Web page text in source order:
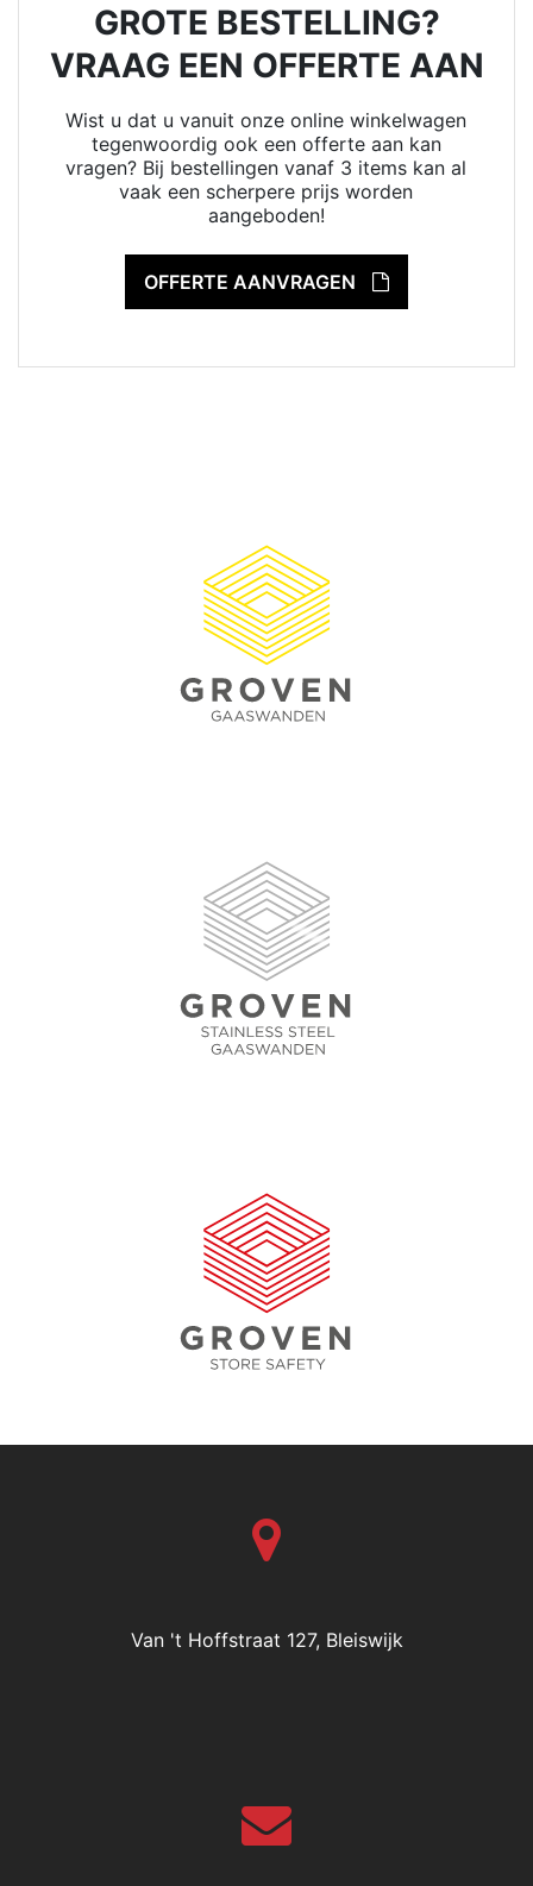
GROTE BESTELLING?
VRAAG EEN OFFERTE AAN
Wist u dat u vanuit onze online winkelwagen
tegenwoordig ook een offerte aan kan
vragen? Bij bestellingen vanaf 3 items kan al
vaak een scherpere prijs worden
aangeboden!
OFFERTE AANVRAGEN
Van 't Hoffstraat 127, Bleiswijk